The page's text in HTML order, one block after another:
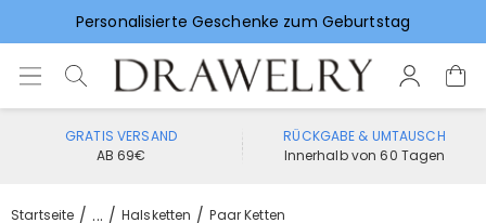
Personalisierte Geschenke zum Geburtstag
Vorlieben für Hochzeitsgeschenke
GRATIS VERSAND
AB 69€
RÜCKGABE & UMTAUSCH
Innerhalb von 60 Tagen
Startseite ... Halsketten Paar Ketten